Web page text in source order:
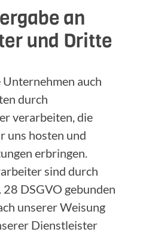
an
und Dritte
auch
durch
verarbeiten, die
uns hosten und
erbringen.
sind durch
DSGVO gebunden
unserer Weisung
Dienstleister